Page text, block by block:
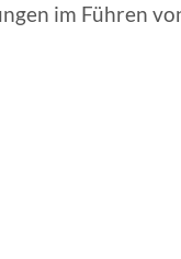
im Führen